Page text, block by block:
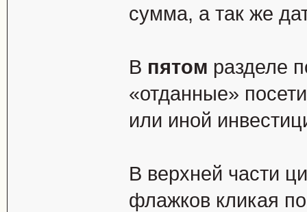
сумма, а так же
В пятом разделе
«отданные»
или иной
В верхней части
флажков кликая